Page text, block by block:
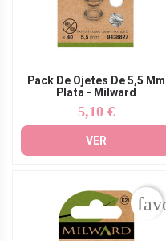
Pack De Ojetes De 5,5 Mm
Plata - Milward
Precio
5,10 €
VER